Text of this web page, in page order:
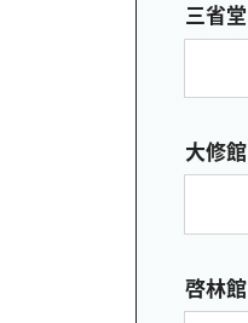
三省堂
大修館
啓林館